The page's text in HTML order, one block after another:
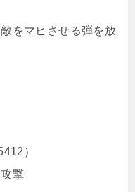
をマヒさせる弾を放
）
撃